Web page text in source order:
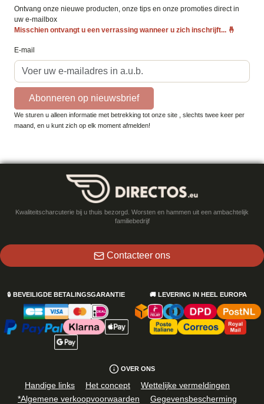
Ontvang onze nieuwe producten, onze tips en onze promoties direct in
uw e-mailbox
Misschien ontvangt u een verrassing wanneer u zich inschrijft... 🤞
E-mail
Abonneren op nieuwsbrief
We sturen u alleen informatie met betrekking tot onze site , slechts twee keer per
maand, en u kunt zich op elk moment afmelden!
Kwaliteitscharcuterie bij u thuis bezorgd. Worsten en hammen uit een ambachtelijk
familiebedrijf
Contacteer ons
🔒 BEVEILIGDE BETALINGSGARANTIE 🚚 LEVERING IN HEEL EUROPA
OVER ONS
Handige links Het concept
Wettelijke vermeldingen
*Algemene verkoopvoorwaarden
Gegevensbescherming